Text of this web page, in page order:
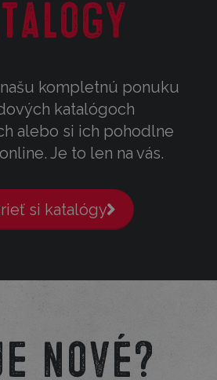
kompletnú ponuku
katalógoch
alebo si ich pohodlne
Je to len na vás.
si katalógy
nové?